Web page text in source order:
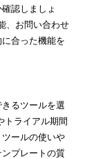
認しましょ
、お問い合わせ
合った機能を
るツールを選
トライアル期間
ツールの使いや
プレートの質